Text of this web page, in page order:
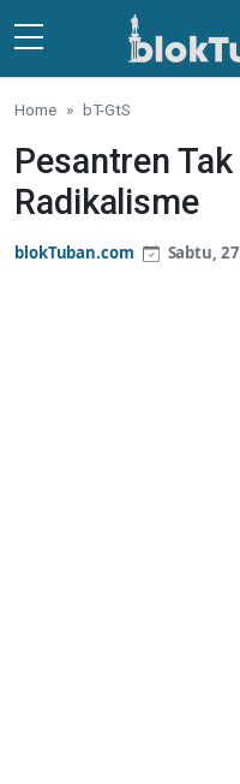
Skip to main content
Home bT-GtS
Pesantren
Radikalisme
blokTuban.com Sabtu,